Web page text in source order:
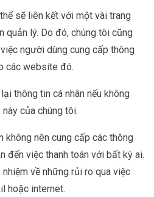
sẽ liên kết với một vài trang
quản lý. Do đó, chúng tôi cũng
người dùng cung cấp thông
các website đó.
thông tin cá nhân nếu không
của chúng tôi.
không nên cung cấp các thông
đến việc thanh toán với bất kỳ ai.
về những rủi ro qua việc
hoặc internet.